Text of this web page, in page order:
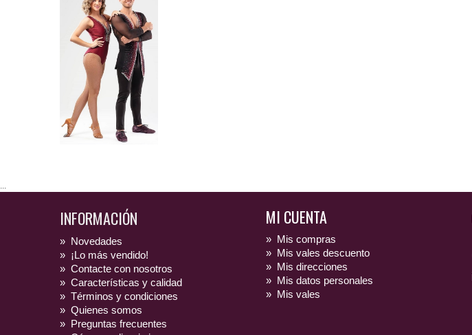
INFORMACIÓN
» Novedades
» ¡Lo más vendido!
» Contacte con nosotros
» Características y calidad
» Términos y condiciones
» Quienes somos
» Preguntas frecuentes
MI CUENTA
» Mis compras
» Mis vales descuento
» Mis direcciones
» Mis datos personales
» Mis vales